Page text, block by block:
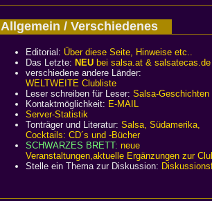
Allgemein / Verschiedenes
Editorial: Über diese Seite, Hinweise etc..
Das Letzte: NEU bei salsa.at & salsatecas.de
verschiedene andere Länder:
WELTWEITE Clubliste
Leser schreiben für Leser: Salsa-Geschichten
Kontaktmöglichkeit: E-MAIL
Server-Statistik
Tonträger und Literatur: Salsa, Südamerika,
Cocktails: CD´s und -Bücher
SCHWARZES BRETT: neue
Veranstaltungen,aktuelle Ergänzungen zur
Stelle ein Thema zur Diskussion: